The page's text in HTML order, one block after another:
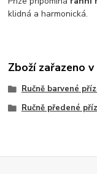
klidná a harmonická.
Zboží zařazeno
Ručně barvené
Ručně předené